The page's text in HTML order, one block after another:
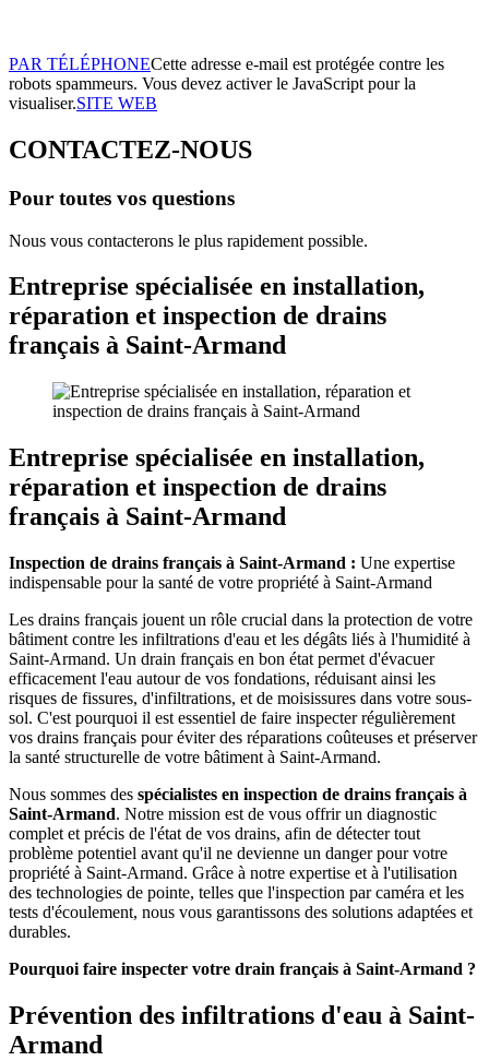
PAR TÉLÉPHONECette adresse e-mail est protégée contre les
robots spammeurs. Vous devez activer le JavaScript pour la
visualiser.SITE WEB
CONTACTEZ-NOUS
Pour toutes vos questions
Nous vous contacterons le plus rapidement possible.
Entreprise spécialisée en installation,
réparation et inspection de drains
français à Saint-Armand
Entreprise spécialisée en installation,
réparation et inspection de drains
français à Saint-Armand
Inspection de drains français à Saint-Armand : Une expertise
indispensable pour la santé de votre propriété à Saint-Armand
Les drains français jouent un rôle crucial dans la protection de votre
bâtiment contre les infiltrations d'eau et les dégâts liés à l'humidité à
Saint-Armand. Un drain français en bon état permet d'évacuer
efficacement l'eau autour de vos fondations, réduisant ainsi les
risques de fissures, d'infiltrations, et de moisissures dans votre sous-
sol. C'est pourquoi il est essentiel de faire inspecter régulièrement
vos drains français pour éviter des réparations coûteuses et préserver
la santé structurelle de votre bâtiment à Saint-Armand.
Nous sommes des spécialistes en inspection de drains français à
Saint-Armand. Notre mission est de vous offrir un diagnostic
complet et précis de l'état de vos drains, afin de détecter tout
problème potentiel avant qu'il ne devienne un danger pour votre
propriété à Saint-Armand. Grâce à notre expertise et à l'utilisation
des technologies de pointe, telles que l'inspection par caméra et les
tests d'écoulement, nous vous garantissons des solutions adaptées et
durables.
Pourquoi faire inspecter votre drain français à Saint-Armand ?
Prévention des infiltrations d'eau à Saint-
Armand